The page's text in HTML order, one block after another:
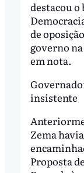
destacou o
de
governo
em nota.
insistente
Zema havia
Proposta de